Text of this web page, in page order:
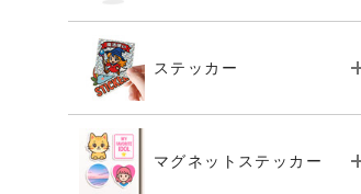
ステッカー
マグネットステッカー